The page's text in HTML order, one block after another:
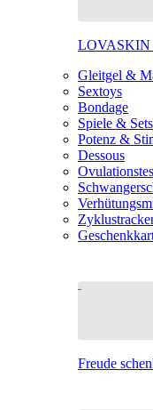
LOVASKIN
Gleitgel &
Sextoys
Bondage
Spiele & Sets
Potenz &
Dessous
Freude